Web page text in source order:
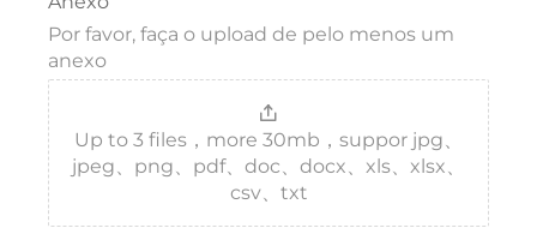
Por favor, faça o upload de pelo menos um
anexo
Up to 3 files，more 30mb，suppor jpg、
jpeg、png、pdf、doc、docx、xls、xlsx、
csv、txt